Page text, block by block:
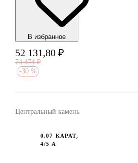
В избранноe
52 131,80 ₽
74 474 ₽
-30 %
Центральный камень
0.07 КАРАТ,
4/5 А